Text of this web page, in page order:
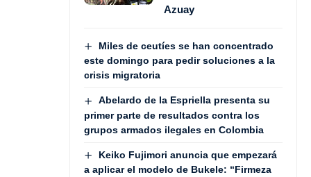
Azuay
Miles de ceutíes se han concentrado
este domingo para pedir soluciones a la
crisis migratoria
Abelardo de la Espriella presenta su
primer parte de resultados contra los
grupos armados ilegales en Colombia
Keiko Fujimori anuncia que empezará
a aplicar el modelo de Bukele: “Firmeza